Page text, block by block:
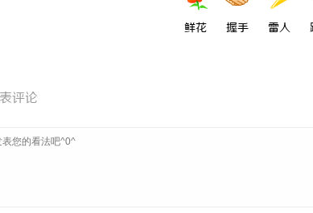
鲜花 握手 雷人
评论